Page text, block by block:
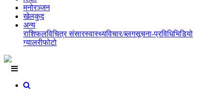
मनोरञ्जन
खेलकुद
अन्य
राशिफलविचित्र संसारस्वास्थ्यविचार/ब्लगसूचना-प्रविधिभिडियो
ग्यालरीफोटो